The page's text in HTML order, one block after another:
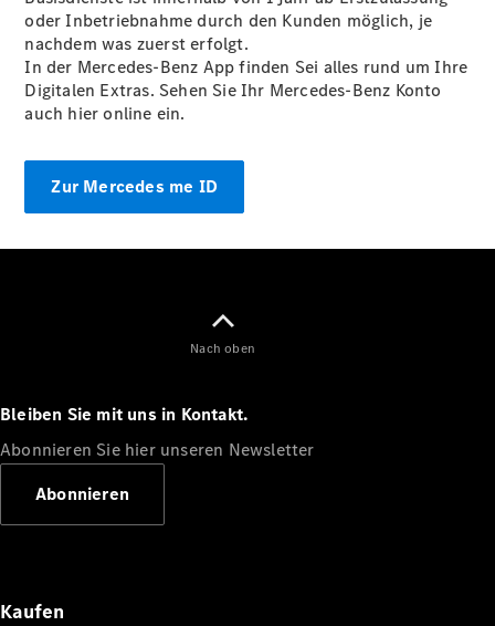
Konfigurator
Mercedes-
Benz Store
SUV
Mercedes-
Maybach
EQS SUV
GLA
GLA Neu Elektrisch
oder Inbetriebnahme durch den Kunden möglich, je
nachdem was zuerst erfolgt.
In der Mercedes-Benz App finden Sei alles rund um Ihre
Digitalen Extras. Sehen Sie Ihr Mercedes-Benz Konto
auch hier online ein.
Zur Mercedes me ID
Nach oben
Bleiben Sie mit uns in Kontakt.
Abonnieren Sie hier unseren Newsletter
Abonnieren
Kaufen